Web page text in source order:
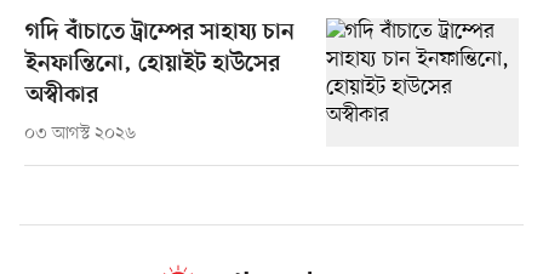
গদি বাঁচাতে ট্রাম্পের সাহায্য চান
ইনফান্তিনো, হোয়াইট হাউসের
অস্বীকার
০৩ আগস্ট ২০২৬